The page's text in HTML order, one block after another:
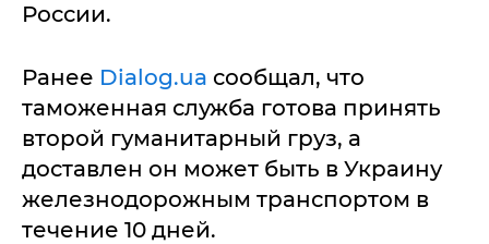
России.
Ранее Dialog.ua сообщал, что
таможенная служба готова принять
второй гуманитарный груз, а
доставлен он может быть в Украину
железнодорожным транспортом в
течение 10 дней.